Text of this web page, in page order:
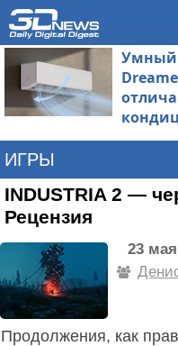
ИГРЫ
INDUSTRIA 2 —
Рецензия
23
Продолжения, как